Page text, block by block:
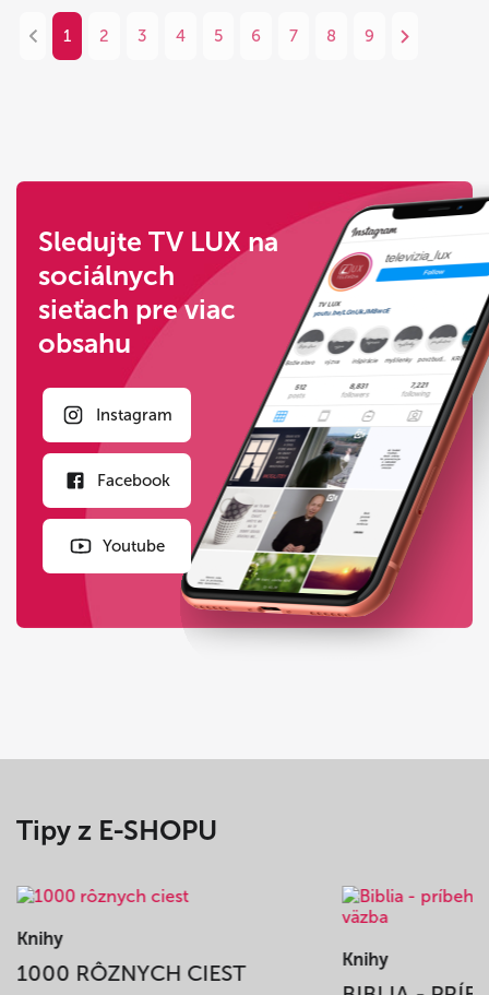
1 2 3 4 5 6 7 8 9
Sledujte TV LUX na
sociálnych
sieťach pre viac
obsahu
Instagram
Facebook
Youtube
Tipy z E-SHOPU
Knihy
1000 RÔZNYCH CIEST
Knihy